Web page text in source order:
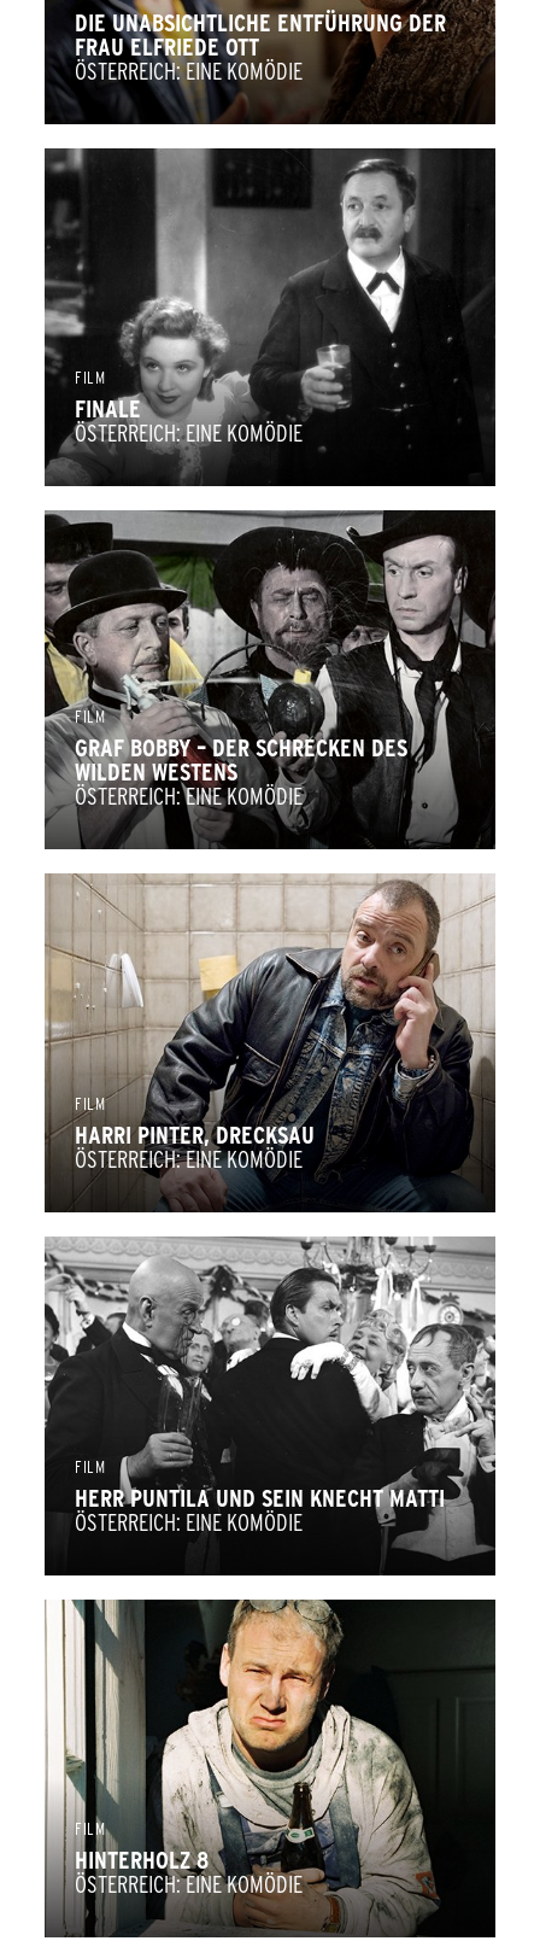
DIE UNABSICHTLICHE ENTFÜHRUNG DER
FRAU ELFRIEDE OTT
ÖSTERREICH: EINE KOMÖDIE
FILM
FINALE
ÖSTERREICH: EINE KOMÖDIE
FILM
GRAF BOBBY – DER SCHRECKEN DES
WILDEN WESTENS
ÖSTERREICH: EINE KOMÖDIE
FILM
HARRI PINTER, DRECKSAU
ÖSTERREICH: EINE KOMÖDIE
FILM
HERR PUNTILA UND SEIN KNECHT MATTI
ÖSTERREICH: EINE KOMÖDIE
FILM
HINTERHOLZ 8
ÖSTERREICH: EINE KOMÖDIE